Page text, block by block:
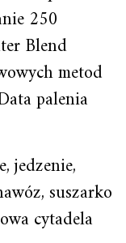
250
Blend
metod
palenia
jedzenie,
suszarko
cytadela